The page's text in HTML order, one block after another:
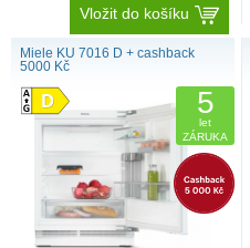
Vložit do košíku
Miele KU 7016 D + cashback
5000 Kč
5
let
ZÁRUKA